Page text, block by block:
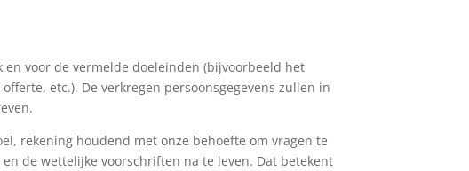
voor de vermelde doeleinden (bijvoorbeeld het
etc.). De verkregen persoonsgegevens zullen in
rekening houdend met onze behoefte om vragen te
de wettelijke voorschriften na te leven. Dat betekent